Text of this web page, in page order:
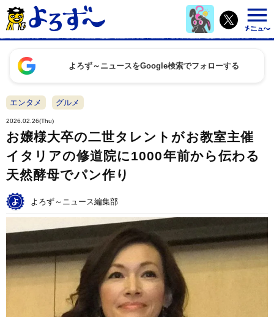
よろず～ニュースをGoogle検索でフォローする
エンタメ グルメ
2026.02.26(Thu)
お嬢様大卒の二世タレントがお教室主催
イタリアの修道院に1000年前から伝わる
天然酵母でパン作り
よろず～ニュース編集部